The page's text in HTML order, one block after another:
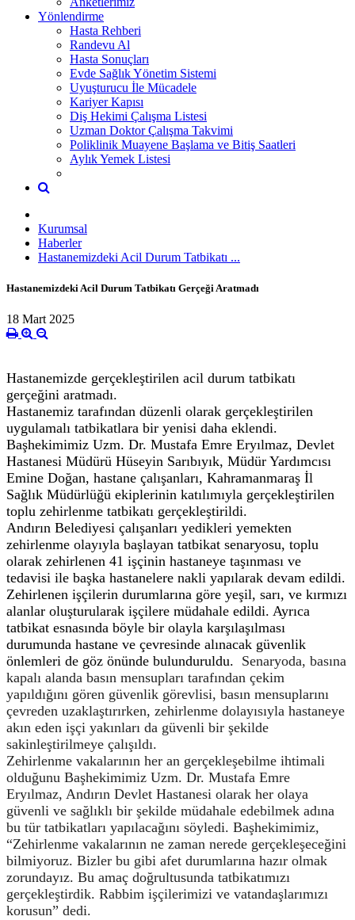
Yönlendirme
Hasta Rehberi
Randevu Al
Hasta Sonuçları
Evde Sağlık Yönetim Sistemi
Uyuşturucu İle Mücadele
Kariyer Kapısı
Diş Hekimi Çalışma Listesi
Uzman Doktor Çalışma Takvimi
Poliklinik Muayene Başlama ve Bitiş Saatleri
Aylık Yemek Listesi
Kurumsal
Haberler
Hastanemizdeki Acil Durum Tatbikatı ...
Hastanemizdeki Acil Durum Tatbikatı Gerçeği Aratmadı
18 Mart 2025
Hastanemizde gerçekleştirilen acil durum tatbikatı
gerçeğini aratmadı.
Hastanemiz tarafından düzenli olarak gerçekleştirilen
uygulamalı tatbikatlara bir yenisi daha eklendi.
Başhekimimiz Uzm. Dr. Mustafa Emre Eryılmaz, Devlet
Hastanesi Müdürü Hüseyin Sarıbıyık, Müdür Yardımcısı
Emine Doğan, hastane çalışanları, Kahramanmaraş İl
Sağlık Müdürlüğü ekiplerinin katılımıyla gerçekleştirilen
toplu zehirlenme tatbikatı gerçekleştirildi.
Andırın Belediyesi çalışanları yedikleri yemekten
zehirlenme olayıyla başlayan tatbikat senaryosu, toplu
olarak zehirlenen 41 işçinin hastaneye taşınması ve
tedavisi ile başka hastanelere nakli yapılarak devam edildi.
Zehirlenen işçilerin durumlarına göre yeşil, sarı, ve kırmızı
alanlar oluşturularak işçilere müdahale edildi. Ayrıca
tatbikat esnasında böyle bir olayla karşılaşılması
durumunda hastane ve çevresinde alınacak güvenlik
önlemleri de göz önünde bulunduruldu. Senaryoda, basına
kapalı alanda basın mensupları tarafından çekim
yapıldığını gören güvenlik görevlisi, basın mensuplarını
çevreden uzaklaştırırken, zehirlenme dolayısıyla hastaneye
akın eden işçi yakınları da güvenli bir şekilde
sakinleştirilmeye çalışıldı.
Zehirlenme vakalarının her an gerçekleşebilme ihtimali
olduğunu Başhekimimiz Uzm. Dr. Mustafa Emre
Eryılmaz, Andırın Devlet Hastanesi olarak her olaya
güvenli ve sağlıklı bir şekilde müdahale edebilmek adına
bu tür tatbikatları yapılacağını söyledi. Başhekimimiz,
“Zehirlenme vakalarının ne zaman nerede gerçekleşeceğini
bilmiyoruz. Bizler bu gibi afet durumlarına hazır olmak
zorundayız. Bu amaç doğrultusunda tatbikatımızı
gerçekleştirdik. Rabbim işçilerimizi ve vatandaşlarımızı
korusun” dedi.